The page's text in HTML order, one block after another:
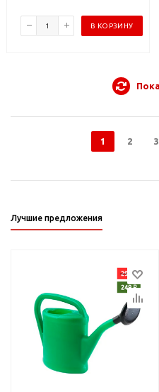
В КОРЗИНУ
1 2 3
Лучшие предложения